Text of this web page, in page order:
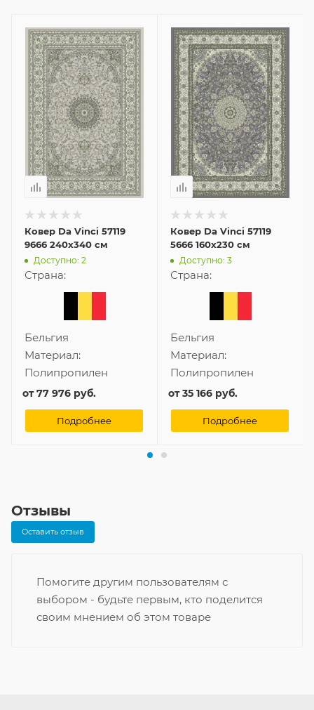
Ковер Da Vinci 57119
9666 240x340 см
Доступно: 2
Страна:
Бельгия
Материал:
Полипропилен
от77 976 руб.
Подробнее
Ковер Da Vinci 57119
5666 160x230 см
Доступно: 3
Страна:
Бельгия
Материал:
Полипропилен
от35 166 руб.
Подробнее
Отзывы
Оставить отзыв
Помогите другим пользователям с
выбором - будьте первым, кто поделится
своим мнением об этом товаре